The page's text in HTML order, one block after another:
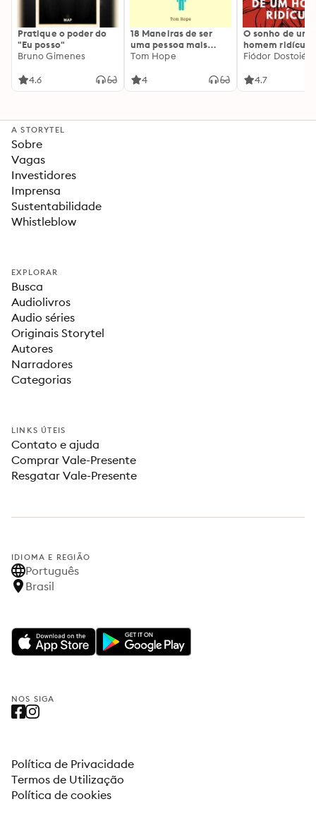
Pratique o poder do
"Eu posso"
Bruno Gimenes
4.6
18 Maneiras de ser
uma pessoa mais
interessante
Tom Hope
4
O sonho de um
homem ridículo
Fiódor
4.7
A STORYTEL
Sobre
Vagas
Investidores
Imprensa
Sustentabilidade
Whistleblow
EXPLORAR
Busca
Audiolivros
Audio séries
Originais Storytel
Autores
Narradores
Categorias
LINKS ÚTEIS
Contato e ajuda
Comprar Vale-Presente
Resgatar Vale-Presente
IDIOMA E REGIÃO
Português
Brasil
NOS SIGA
Política de Privacidade
Termos de Utilização
Política de cookies